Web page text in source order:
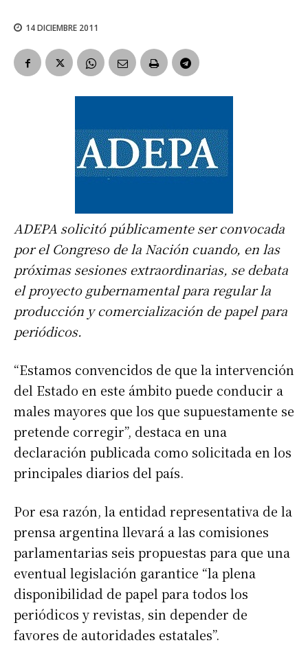
14 DICIEMBRE 2011
ADEPA solicitó públicamente ser convocada
por el Congreso de la Nación cuando, en las
próximas sesiones extraordinarias, se debata
el proyecto gubernamental para regular la
producción y comercialización de papel para
periódicos.
“Estamos convencidos de que la intervención
del Estado en este ámbito puede conducir a
males mayores que los que supuestamente se
pretende corregir”, destaca en una
declaración publicada como solicitada en los
principales diarios del país.
Por esa razón, la entidad representativa de la
prensa argentina llevará a las comisiones
parlamentarias seis propuestas para que una
eventual legislación garantice “la plena
disponibilidad de papel para todos los
periódicos y revistas, sin depender de
favores de autoridades estatales”.